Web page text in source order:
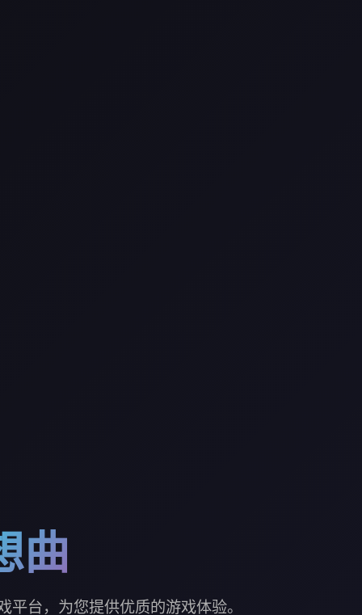
曲
平台，为您提供优质的游戏体验。